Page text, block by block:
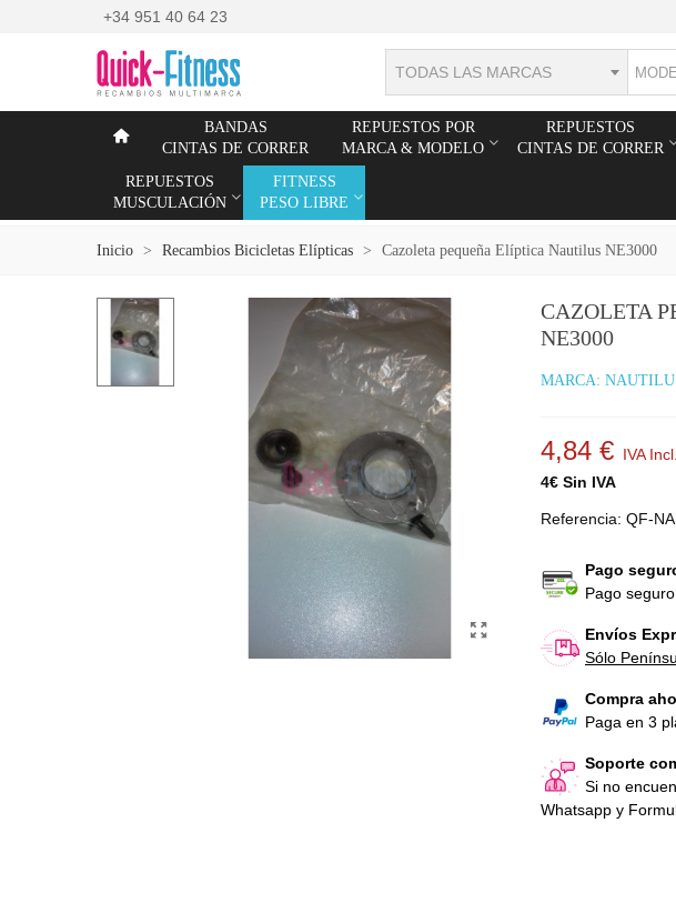
+34 951 40 64 23
TODAS LAS MARCAS
BANDAS
CINTAS DE CORRER
REPUESTOS POR
MARCA & MODELO
REPUESTOS
CINTAS DE CORRER
REPUESTOS
MUSCULACIÓN
FITNESS
PESO LIBRE
Inicio > Recambios Bicicletas Elípticas > Cazoleta pequeña Elíptica Nautilus NE3000
CAZOLETA
NE3000
MARCA:
4,84 € IVA Incl.
4€ Sin IVA
Referencia: QF-
Pago
Pago
Envíos
Sólo
Compra
Paga en 3
Soporte
Si no
Whatsapp y
Pivot Tube +
Elíptica